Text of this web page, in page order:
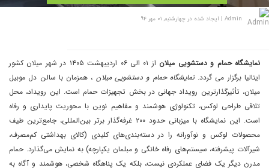
Admin
| ایجاد شده در چهارشنبه, ۰۱ مهر ۹۴
نمایشگاه حمام و دستشویی میلان
از ۰۱ الی ۰۶ اردیبهشت ۱۴۰۵ در شهر میلان کشور
ایتالیا برگزار می گردد.نمایشگاه حمام و دستشویی میلان ، همزمان با سالن دل موبیل
میلان، تأثیرگذارترین رویداد جهانی در بخش تجهیزات حمام است. این رویداد، محل
تلاقی طراحی لوکس، تکنولوژی هوشمند و مفاهیم نوین با محوریت پایداری و رفاه
است. این نمایشگاه با میزبانی حدود ۲۰۰ غرفه‌گذار برتر بین‌المللی، جامع‌ترین طیف
محصولات لوکس و نوآورانه را در دسته‌بندی‌های کلیدی (کالای بهداشتی کم‌مصرف،
شیرآلات پیشرفته، سیستم‌های رفاه خانگی و مبلمان یکپارچه) به نمایش می‌گذارد. حمام
مدرن دیگر یک فضای عملکردی نیست، بلکه یک پناهگاه شخصی، هوشمند و آگاه به